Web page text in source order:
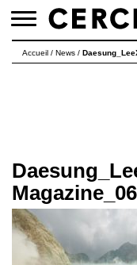
Toggle
Accueil / News /
Magazine_06